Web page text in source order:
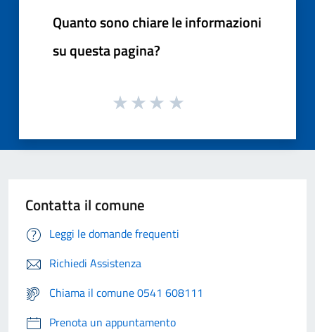
Quanto sono chiare le informazioni
su questa pagina?
Contatta il comune
Leggi le domande frequenti
Richiedi Assistenza
Chiama il comune 0541 608111
Prenota un appuntamento